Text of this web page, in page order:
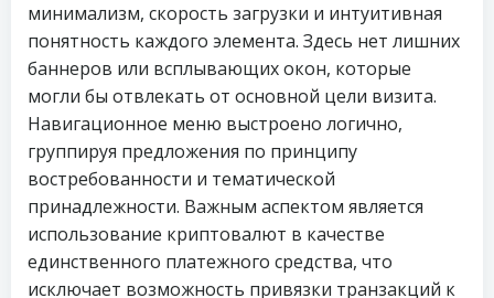
минимализм, скорость загрузки и интуитивная
понятность каждого элемента. Здесь нет лишних
баннеров или всплывающих окон, которые
могли бы отвлекать от основной цели визита.
Навигационное меню выстроено логично,
группируя предложения по принципу
востребованности и тематической
принадлежности. Важным аспектом является
использование криптовалют в качестве
единственного платежного средства, что
исключает возможность привязки транзакций к